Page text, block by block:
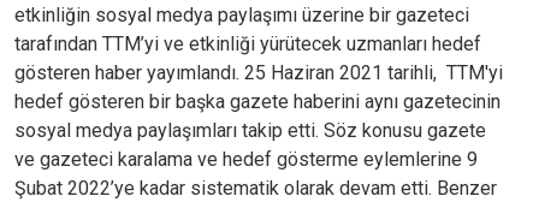
etkinliğin sosyal medya paylaşımı üzerine bir gazeteci
tarafından TTM’yi ve etkinliği yürütecek uzmanları hedef
gösteren haber yayımlandı. 25 Haziran 2021 tarihli, TTM'yi
hedef gösteren bir başka gazete haberini aynı gazetecinin
sosyal medya paylaşımları takip etti. Söz konusu gazete
ve gazeteci karalama ve hedef gösterme eylemlerine 9
Şubat 2022’ye kadar sistematik olarak devam etti. Benzer